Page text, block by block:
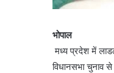
भोपाल
मध्य प्रदेश में
विधानसभा चुनाव